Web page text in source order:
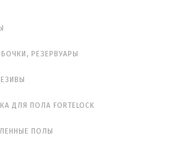
РЕЗЕРВУАРЫ
ДЛЯ ПОЛА FORTELOCK
ПОЛЫ